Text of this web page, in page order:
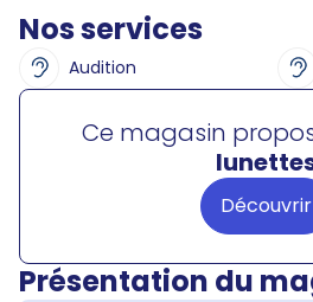
Nos services
Audition
Ce magasin
Découvrir
Présentation du